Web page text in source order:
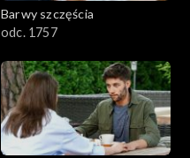
Barwy szczęścia
odc. 1757